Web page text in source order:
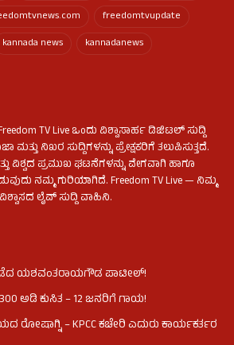
freedomtvupdate
kannada news
kannadanews
TV Live ಒಂದು ವಿಶ್ವಾಸಾರ್ಹ ಡಿಜಿಟಲ್ ಸುದ್ದಿ
ಮತ್ತು ನಿಖರ ಸುದ್ದಿಗಳನ್ನು ಪ್ರೇಕ್ಷಕರಿಗೆ ತಲುಪಿಸುತ್ತದೆ.
ವಿಶ್ವದ ಪ್ರಮುಖ ಘಟನೆಗಳನ್ನು ವೇಗವಾಗಿ ಹಾಗೂ
ನಮ್ಮ ಗುರಿಯಾಗಿದೆ. Freedom TV Live — ನಿಮ್ಮ
ವಿಶ್ವಾಸದ ಲೈವ್ ಸುದ್ದಿ ವಾಹಿನಿ.
ಯಶವಂತರಾಯಗೌಡ ಪಾಟೀಲ್‌!
ಅಡಿ ಕುಸಿತ – 12 ಜನರಿಗೆ ಗಾಯ!
ರೋಷಾಗ್ನಿ – KPCC ಕಚೇರಿ ಎದುರು ಕಾರ್ಯಕರ್ತರ